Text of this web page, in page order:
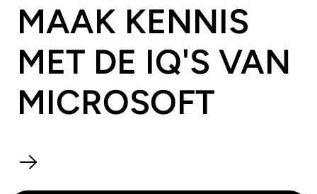
MAAK KENNIS
MET DE IQ'S VAN
MICROSOFT